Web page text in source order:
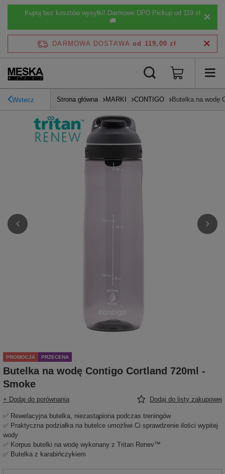
Kupuj bez kosztów wysyłki! Darmowe DPD Pickup od 119 zł
🚚
DARMOWA DOSTAWA od 119,00 zł
Wstecz Strona główna MARKI CONTIGO Butelka na wodę
PROMOCJA PRZECENA
Butelka na wodę Contigo Cortland 720ml -
Smoke
+ Dodaj do porównania Dodaj do listy zakupowej
✅ Rewelacyjna butelka, niezastąpiona podczas treningów
✅ Praktyczna podziałka na butelce umożliwi Ci sprawdzenie ilości wypitej
wody
✅ Korpus butelki na wodę wykonany z Tritan Renev™
✅ Butelka z karabińczykiem